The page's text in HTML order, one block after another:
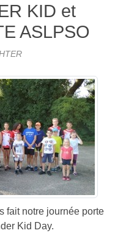
KID et
ASLPSO
fait notre journée porte
Kid Day.